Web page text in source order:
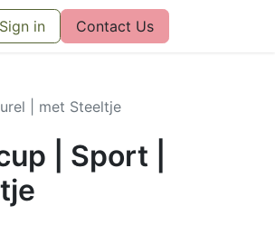
Vragen over menstruatiecups
Sign in Contact Us
| met Steeltje
| Sport |